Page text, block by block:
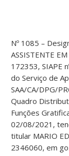
Nº 1085 –
ASSISTENTE
172353, SIAPE
do Serviço de
SAA/CA/DPG/
Quadro
Funções
02/08/2021,
titular MARIO
2346060, em